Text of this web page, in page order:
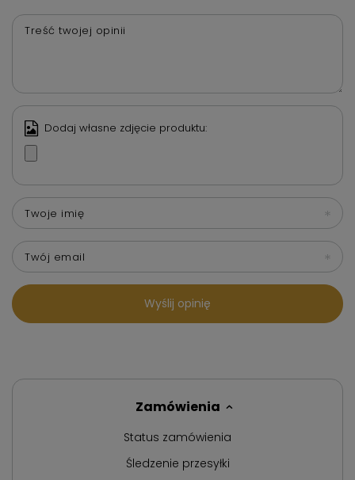
Treść twojej opinii
Dodaj własne zdjęcie produktu:
Twoje imię
Twój email
Wyślij opinię
Zamówienia
Status zamówienia
Śledzenie przesyłki